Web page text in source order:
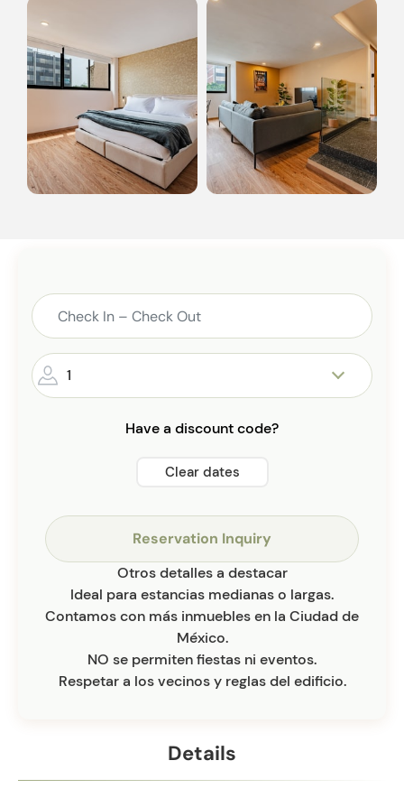
Details
1
Have a discount code?
Clear dates
Reservation Inquiry
Otros detalles a destacar
Ideal para estancias medianas o largas.
Contamos con más inmuebles en la Ciudad de
México.
NO se permiten fiestas ni eventos.
Respetar a los vecinos y reglas del edificio.